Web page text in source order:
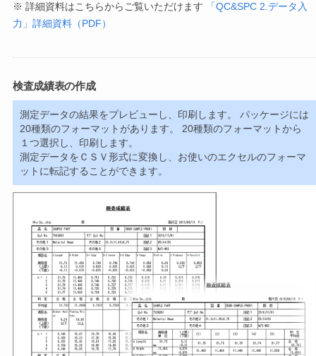
※ 詳細資料はこちらからご覧いただけます
「QC&SPC 2.データ入
力」詳細資料（PDF）
検査成績表の作成
測定データの結果をプレビューし、印刷します。 パッケージには
20種類のフォーマットがあります。 20種類のフォーマットから
１つ選択し、印刷します。
測定データをＣＳＶ形式に変換し、お使いのエクセルのフォーマ
ットに転記することができます。